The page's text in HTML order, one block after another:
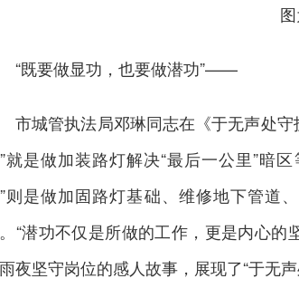
“既要做显功，也要做潜功”——
市城管执法局邓琳同志在《于无声处
就是做加装路灯解决“最后一公里”暗
则是做加固路灯基础、维修地下管道
“潜功不仅是所做的工作，更是内心的
夜坚守岗位的感人故事，展现了“于无声